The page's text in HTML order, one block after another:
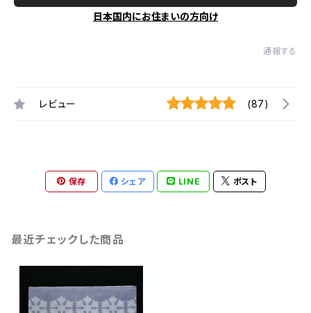
日本国内にお住まいの方向け
通報する
レビュー (87)
保存 シェア LINE ポスト
最近チェックした商品